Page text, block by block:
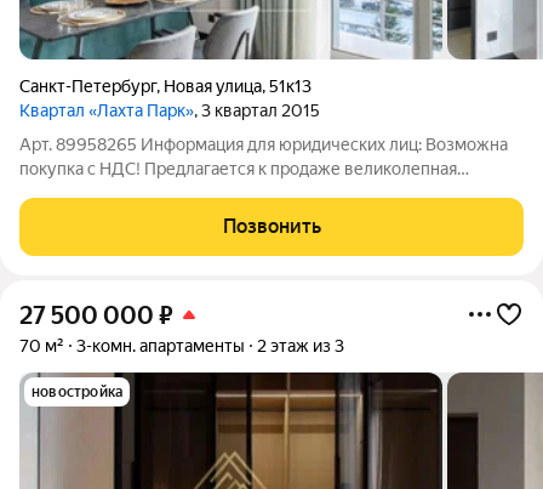
Санкт-Петербург, Новая улица,51к13
Квартал «Лахта Парк», 3 квартал 2015
Арт. 89958265 Информация для юридических лиц: Возможна
покупка с НДС! Предлагается к продаже великолепная
Выполнен стильный дизайнерский ремонт из
высококачественных материалов. Эксклюзивная
Позвонить
27 500 000 ₽
70 м² 3-комн. апартаменты 2 этаж из 3
новостройка